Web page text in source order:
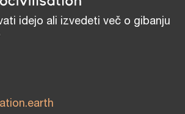
idejo ali izvedeti več o gibanju